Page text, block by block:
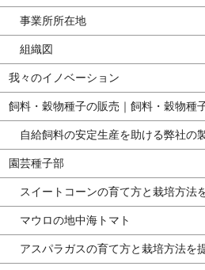
事業所所在地
組織図
我々のイノベーション
飼料・穀物種子の販売｜飼料・穀物種
自給飼料の安定生産を助ける弊社の
園芸種子部
スイートコーンの育て方と栽培方法
マウロの地中海トマト
アスパラガスの育て方と栽培方法を